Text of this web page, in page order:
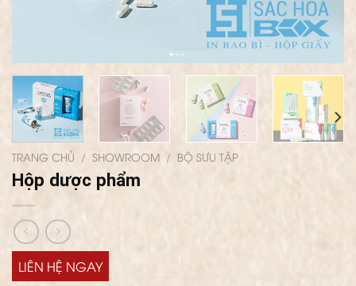
TRANG CHỦ / SHOWROOM / BỘ SƯU TẬP
Hộp dược phẩm
LIÊN HỆ NGAY